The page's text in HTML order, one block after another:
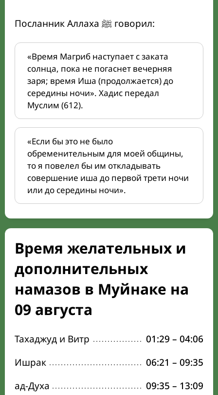
Посланник Аллаха ﷺ говорил:
«Время Магриб наступает с заката
солнца, пока не погаснет вечерняя
заря; время Иша (продолжается) до
середины ночи». Хадис передал
Муслим (612).
«Если бы это не было
обременительным для моей общины,
то я повелел бы им откладывать
совершение иша до первой трети ночи
или до середины ночи».
Время желательных и
дополнительных
намазов в Муйнаке на
09 августа
Тахаджуд и Витр 01:29 – 04:06
Ишрак
06:21 – 09:35
ад-Духа
09:35 – 13:09